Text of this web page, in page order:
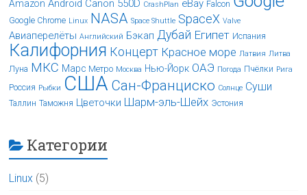
Amazon Android Canon 550D CrashPlan eBay Falcon
Google Chrome Linux NASA Space Shuttle SpaceX Valve
Авиаперелёты Английский Бэкап Дубай Египет Испания
Калифорния Концерт Красное море Латвия Литва
Луна МКС Марс Метро Москва Нью-Йорк ОАЭ Погода Пчёлки Рига
Россия Рыбки США Сан-Франциско Солнце Суши
Таллин Таможня Цветочки Шарм-эль-Шейх Эстония
Категории
Linux (5)